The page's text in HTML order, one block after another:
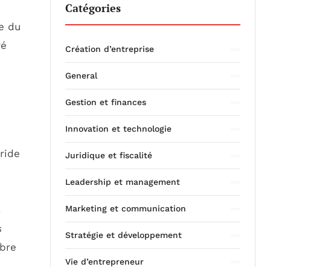
du
Catégories
Création d’entreprise
General
Gestion et finances
Innovation et technologie
Juridique et fiscalité
Leadership et management
Marketing et communication
Stratégie et développement
Vie d’entrepreneur